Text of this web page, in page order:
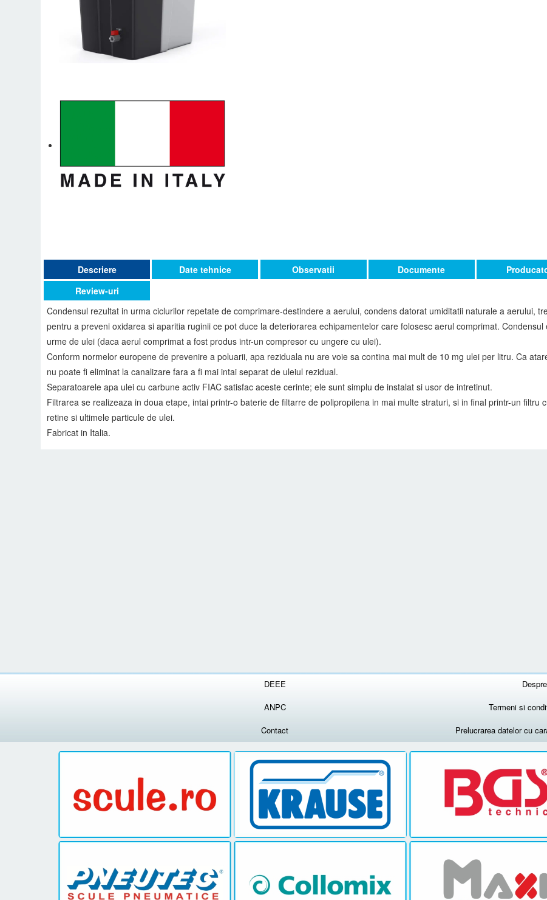
Descriere
Condensul rezultat in urma ciclurilor repetate de comprimare-destindere a aerului, condens datorat umiditatii naturale a aerului,
pentru a preveni oxidarea si aparitia ruginii ce pot duce la deteriorarea echipamentelor care folosesc aerul comprimat. Condensul
urme de ulei (daca aerul comprimat a fost produs intr-un compresor cu ungere cu ulei).
Conform normelor europene de prevenire a poluarii, apa reziduala nu are voie sa contina mai mult de 10 mg ulei per litru. Ca
nu poate fi eliminat la canalizare fara a fi mai intai separat de uleiul rezidual.
Separatoarele apa ulei cu carbune activ FIAC satisfac aceste cerinte; ele sunt simplu de instalat si usor de intretinut.
Filtrarea se realizeaza in doua etape, intai printr-o baterie de filtarre de polipropilena in mai multe straturi, si in final printr-un filtru
retine si ultimele particule de ulei.
Fabricat in Italia.
Date tehnice Observatii Documente
Review-uri
DEEE
ANPC
Termeni si
Contact
Prelucrarea datelor cu